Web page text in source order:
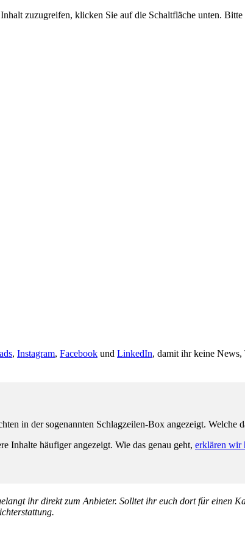
zuzugreifen, klicken Sie auf die Schaltfläche unten.
, Instagram, Facebook und LinkedIn, damit ihr keine News,
in der sogenannten Schlagzeilen-Box angezeigt. Welche
Inhalte häufiger angezeigt. Wie das genau geht, erklären wir
ihr direkt zum Anbieter. Solltet ihr euch dort für einen